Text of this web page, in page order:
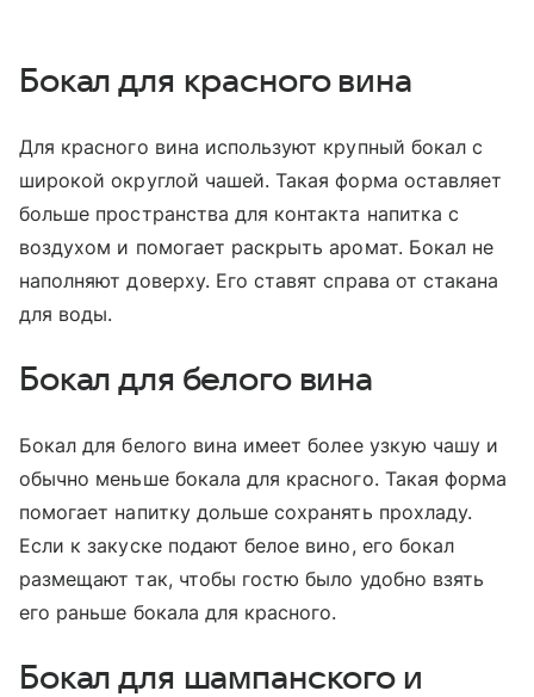
Бокал для красного вина
Для красного вина используют крупный бокал с
широкой округлой чашей. Такая форма оставляет
больше пространства для контакта напитка с
воздухом и помогает раскрыть аромат. Бокал не
наполняют доверху. Его ставят справа от стакана
для воды.
Бокал для белого вина
Бокал для белого вина имеет более узкую чашу и
обычно меньше бокала для красного. Такая форма
помогает напитку дольше сохранять прохладу.
Если к закуске подают белое вино, его бокал
размещают так, чтобы гостю было удобно взять
его раньше бокала для красного.
Бокал для шампанского и